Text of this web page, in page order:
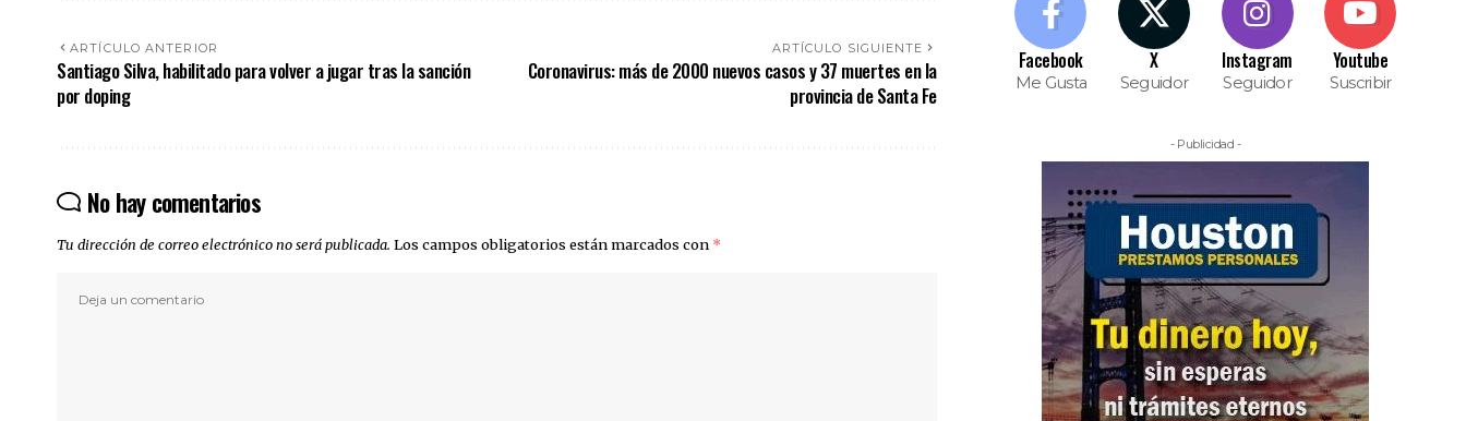
ARTÍCULO ANTERIOR
Santiago Silva, habilitado para volver a jugar tras la sanción
por doping
ARTÍCULO SIGUIENTE
Coronavirus: más de 2000 nuevos casos y 37 muertes en la
provincia de Santa Fe
No hay comentarios
Tu dirección de correo electrónico no será publicada. Los campos obligatorios están marcados con *
Facebook
Me Gusta
X
Seguidor
Instagram
Seguidor
Youtube
Suscribir
- Publicidad -